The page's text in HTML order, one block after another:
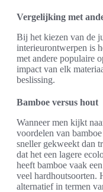
Vergelijking met
Bij het kiezen van de
interieurontwerpen is
met andere populaire
impact van elk
beslissing.
Bamboe versus hout
Wanneer men kijkt
voordelen van
sneller gekweekt dan
dat het een lagere
heeft bamboe vaak
veel hardhoutsoorten.
alternatief in termen